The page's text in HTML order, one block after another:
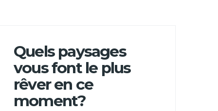
Quels paysages
vous font le plus
rêver en ce
moment?